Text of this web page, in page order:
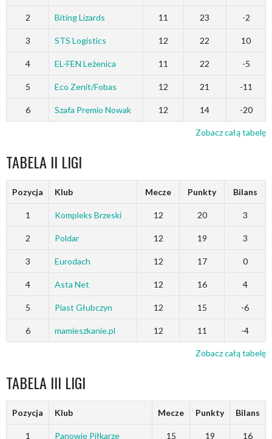
2 Biting Lizards 11 23 -2
3 STS Logistics 12 22 10
4 EL-FEN Leżenica 11 22 -5
5 Eco Zenit/Fobas 12 21 -11
6 Szafa Premio Nowak 12 14 -20
Zobacz całą tabelę
TABELA II LIGI
Pozycja Klub Mecze Punkty Bilans
1 Kompleks Brzeski 12 20 3
2 Poldar 12 19 3
3 Eurodach 12 17 0
4 Asta Net 12 16 4
5 Piast Głubczyn 12 15 -6
6 mamieszkanie.pl 12 11 -4
Zobacz całą tabelę
TABELA III LIGI
Pozycja Klub Mecze Punkty Bilans
1 Panowie Piłkarze 15 19 16